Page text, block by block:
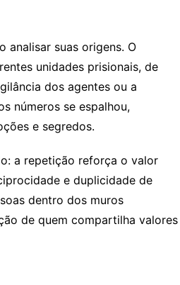
analisar suas origens. O
unidades prisionais, de
dos agentes ou a
números se espalhou,
e segredos.
a repetição reforça o valor
e duplicidade de
dentro dos muros
de quem compartilha valores